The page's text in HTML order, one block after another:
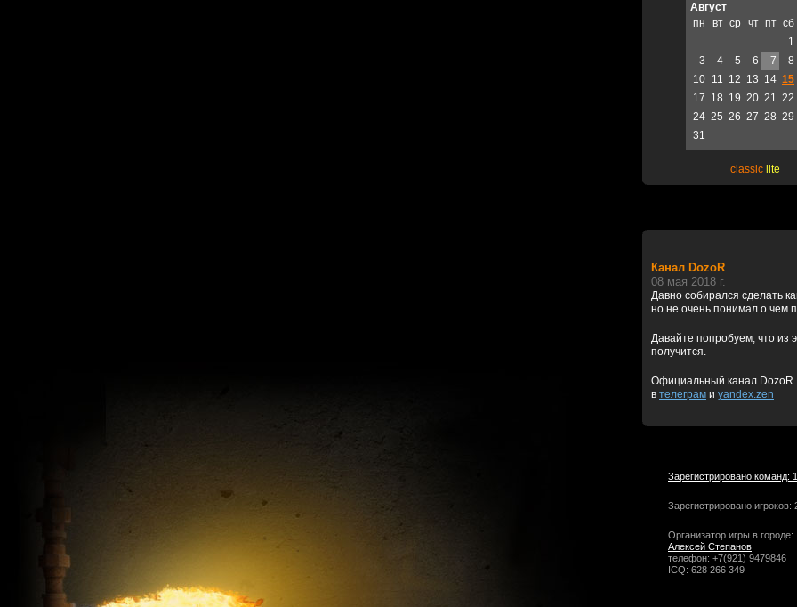
Август
пн
вт ср чт пт сб
1
3
4 5 6 7 8
10 11 12 13 14 15
17 18 19 20 21 22
24 25 26 27 28 29
31
classic lite
Канал DozoR
08 мая 2018 г.
Давно собирался сделать
но не очень понимал о чем
Давайте попробуем, что из
получится.
Официальный канал DozoR
в телеграм и yandex.zen
Зарегистрировано команд:
Зарегистрировано игроков:
Организатор игры в городе:
Алексей Степанов
телефон: +7(921) 9479846
ICQ: 628 266 349